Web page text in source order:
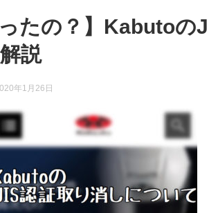
たの？】Kabutoの
説
年1月26日